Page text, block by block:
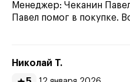
Менеджер: Чеканин
Павел помог в покупке.
Николай Т.